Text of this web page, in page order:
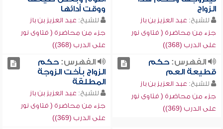
الزواج
للشيخ: عبد العزيز بن باز
جزء من محاضرة ( فتاوى نور
على الدرب (368))
ووقت أدائها
للشيخ: عبد العزيز بن باز
جزء من محاضرة ( فتاوى نور
على الدرب (368))
الفهرس:حكم
قطيعة العم
للشيخ: عبد العزيز بن باز
جزء من محاضرة ( فتاوى نور
على الدرب (369))
الفهرس:حكم
الزواج بأخت الزوجة
المطلقة
للشيخ: عبد العزيز بن باز
جزء من محاضرة ( فتاوى نور
على الدرب (369))